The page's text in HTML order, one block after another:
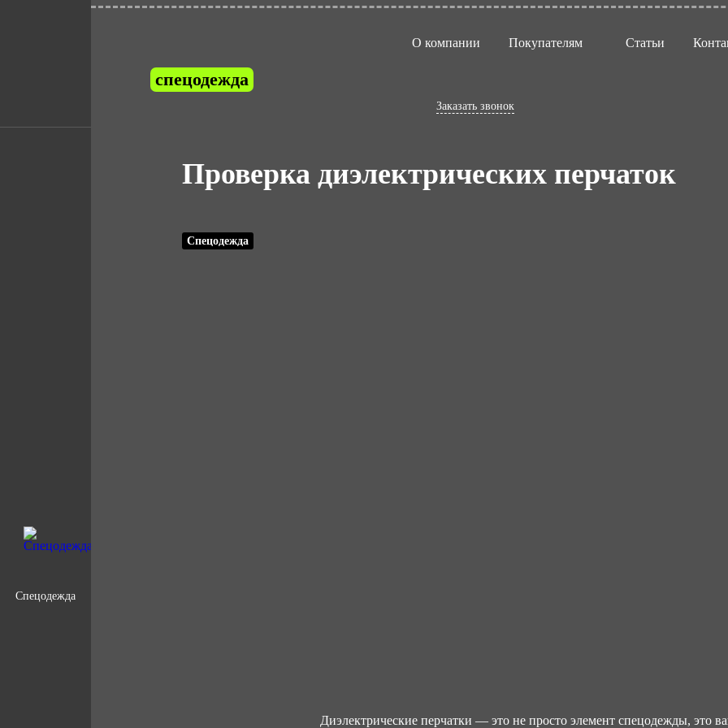
спецодежда
О компании Покупателям Статьи
Заказать звонок
Спецодежда
Проверка диэлектрических перчаток
Спецодежда
Диэлектрические перчатки — это не просто элемент спецодежды, это